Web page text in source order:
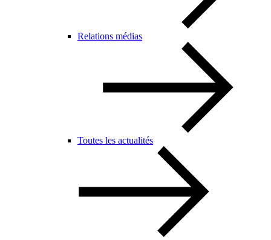
Relations médias
Toutes les actualités